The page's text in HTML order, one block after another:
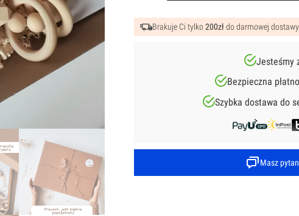
Nr
-
Brakuje Ci tylko200zł do darmowej
Jesteśmy
Bezpieczna
Szybka dostawa do
Masz